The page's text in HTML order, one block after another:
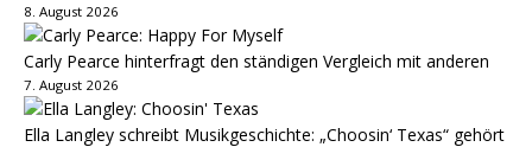
8. August 2026
Carly Pearce hinterfragt den ständigen Vergleich mit anderen
7. August 2026
Ella Langley schreibt Musikgeschichte: „Choosin‘ Texas“ gehört